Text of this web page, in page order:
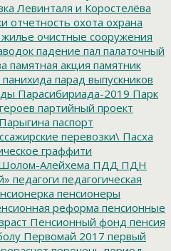
Левинталя и Коростелёва
отчетность охота охрана
очистные сооружения
падение пал палаточный
памятная акция памятник
панихида парад выпускников
Парасибириада-2019 Парк
партийный проект
Парыгина паспорт
перевозки\ Пасха
граффити
Алейхема ПДД ПДН
педагоги педагогическая
пенсионеры
реформа пенсионные
Пенсионный фонд пенсия
Первомай 2017 первый